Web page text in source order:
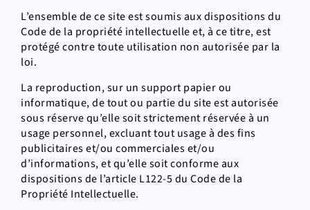
L’ensemble de ce site est soumis aux dispositions du
Code de la propriété intellectuelle et, à ce titre, est
protégé contre toute utilisation non autorisée par la
loi.
La reproduction, sur un support papier ou
informatique, de tout ou partie du site est autorisée
sous réserve qu’elle soit strictement réservée à un
usage personnel, excluant tout usage à des fins
publicitaires et/ou commerciales et/ou
d’informations, et qu’elle soit conforme aux
dispositions de l’article L122-5 du Code de la
Propriété Intellectuelle.